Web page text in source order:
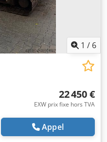
1 / 6
22 450 €
EXW prix fixe hors TVA
Appel